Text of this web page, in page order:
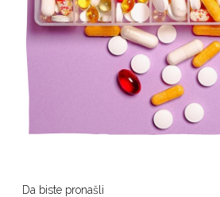
Da biste pronašli